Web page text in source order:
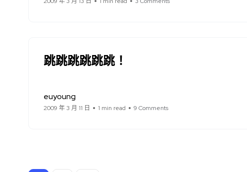
跳跳跳跳跳跳！
euyoung
2009 年 3 月 11 日 1 min read 9 Comments